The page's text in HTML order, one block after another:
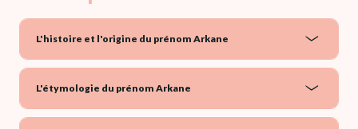
L'histoire et l'origine du prénom Arkane
L'étymologie du prénom Arkane